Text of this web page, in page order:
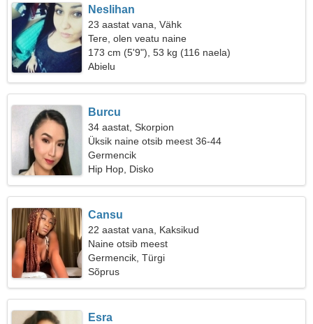
Neslihan
23 aastat vana, Vähk
Tere, olen veatu naine
173 cm (5'9"), 53 kg (116 naela)
Abielu
Burcu
34 aastat, Skorpion
Üksik naine otsib meest 36-44
Germencik
Hip Hop, Disko
Cansu
22 aastat vana, Kaksikud
Naine otsib meest
Germencik, Türgi
Sõprus
Esra